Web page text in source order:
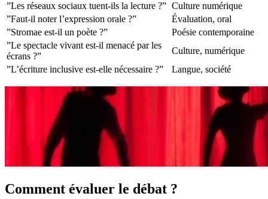
”Les réseaux sociaux tuent-ils la lecture ?” Culture numérique
”Faut-il noter l’expression orale ?”
Évaluation, oral
”Stromae est-il un poète ?”
Poésie contemporaine
”Le spectacle vivant est-il menacé par les
écrans ?”
Culture, numérique
”L’écriture inclusive est-elle nécessaire ?”
Langue, société
Comment évaluer le débat ?